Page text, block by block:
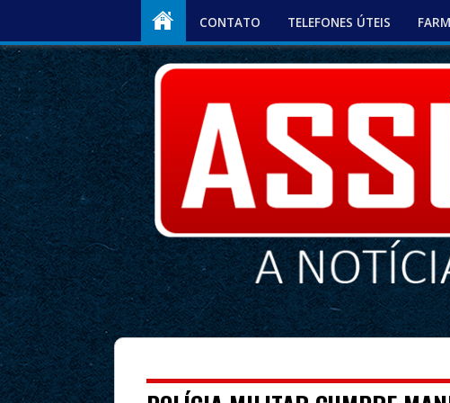
CONTATO TELEFONES ÚTEIS